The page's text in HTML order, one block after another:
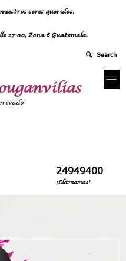
seres queridos.
27-00, Zona 6 Guatemala.
24949400
¡Llámanos!